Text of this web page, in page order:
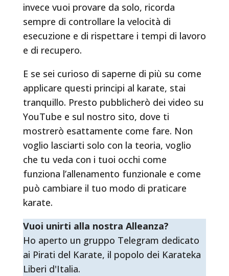
invece vuoi provare da solo, ricorda
sempre di controllare la velocità di
esecuzione e di rispettare i tempi di lavoro
e di recupero.
E se sei curioso di saperne di più su come
applicare questi principi al karate, stai
tranquillo. Presto pubblicherò dei video su
YouTube e sul nostro sito, dove ti
mostrerò esattamente come fare. Non
voglio lasciarti solo con la teoria, voglio
che tu veda con i tuoi occhi come
funziona l’allenamento funzionale e come
può cambiare il tuo modo di praticare
karate.
Vuoi unirti alla nostra Alleanza?
Ho aperto un gruppo Telegram dedicato
ai Pirati del Karate, il popolo dei Karateka
Liberi d'Italia.